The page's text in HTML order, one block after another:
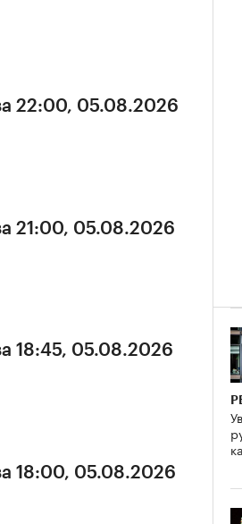
22:00, 05.08.2026
21:00, 05.08.2026
18:45, 05.08.2026
18:00, 05.08.2026